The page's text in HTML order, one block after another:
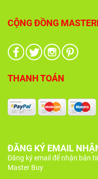
CỘNG ĐỒNG
THANH TOÁN
ĐĂNG KÝ EMAIL
Đăng ký email để nhận bản
Master Buy